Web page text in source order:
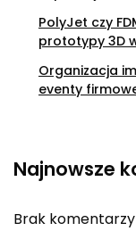
PolyJet czy
prototypy 3D
Organizacja
eventy
Najnowsze
Brak